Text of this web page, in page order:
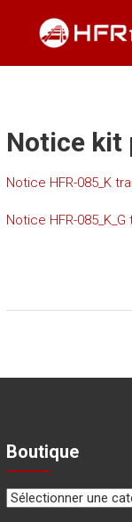
content
HFR160
Modélisme ferroviaire à
Notice kit
Notice HFR-085_K
Notice HFR-
Boutique